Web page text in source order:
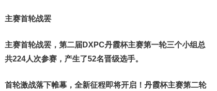
主赛首轮战罢
主赛首轮战罢，第二届DXPC丹霞杯主赛第一轮三个小组总
共224人次参赛 ，产生了52名晋级选手。
首轮激战落下帷幕，全新征程即将开启！丹霞杯主赛第二轮